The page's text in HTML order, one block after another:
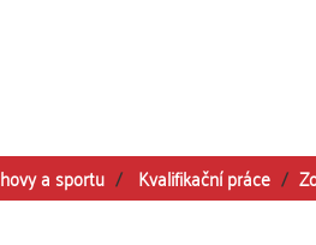
a sportu Kvalifikační práce